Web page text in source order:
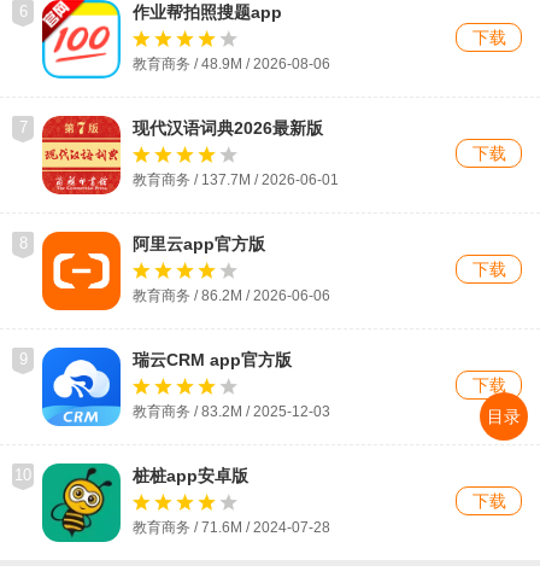
6 作业帮拍照搜题app
教育商务 / 48.9M / 2026-08-06
下载
7 现代汉语词典2026最新版
教育商务 / 137.7M / 2026-06-01
下载
8 阿里云app官方版
教育商务 / 86.2M / 2026-06-06
下载
9 瑞云CRM app官方版
教育商务 / 83.2M / 2025-12-03
下载
10 桩桩app安卓版
教育商务 / 71.6M / 2024-07-28
下载
目录